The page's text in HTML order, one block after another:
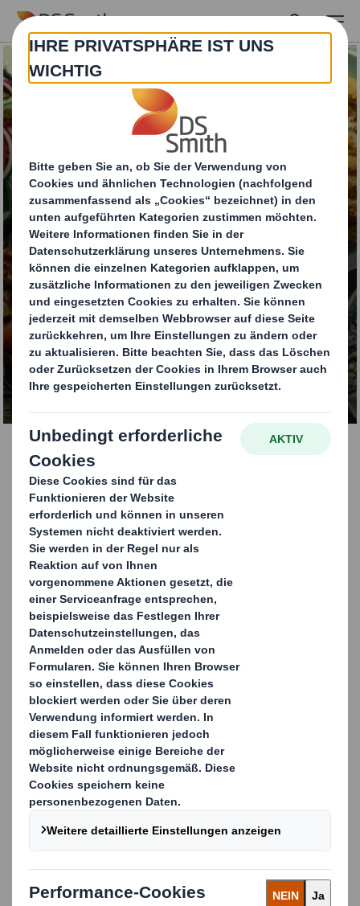
Skip to main content
Processed Food
KONTAKTIEREN SIE UNS
Processed Food
Wir passen unsere Verpackungen
kontinuierlich den Anforderungen an, um
dem neuen Trend zu Convenience- und
Fertigprodukten gerecht zu werden. In der
Lebensmittelindustrie geht der Trend hin zu
verkaufsfertigen Regalverpackungen. Eine
Schutzverpackung für den Transport kann
auf einfache Weise in eine ansprechende
Verkaufsverpackung umgewandelt werden.
KONTAKTIEREN SIE UNS FÜR
WEITERE INFORMATIONEN